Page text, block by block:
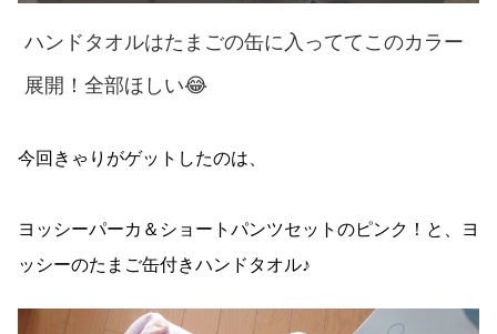
ハンドタオルはたまごの缶に入っててこのカラー
展開！全部ほしい😂
今回きゃりがゲットしたのは、
ヨッシーパーカ＆ショートパンツセットのピンク！と、ヨ
ッシーのたまご缶付きハンドタオル♪